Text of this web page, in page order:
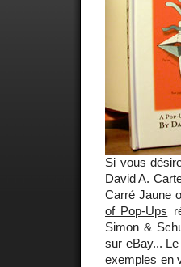
Si vous
David A.
Carré Jaune
of Pop-Ups
Simon &
sur eBay...
exemples en